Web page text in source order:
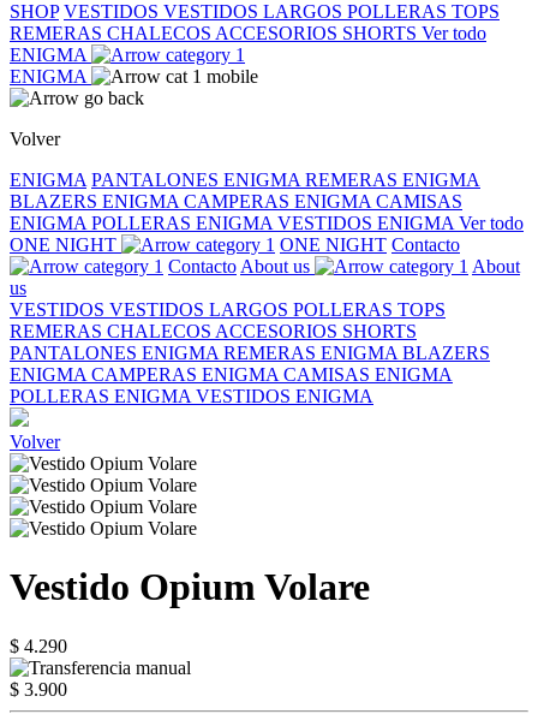
SHOP VESTIDOS VESTIDOS LARGOS POLLERAS TOPS
REMERAS CHALECOS ACCESORIOS SHORTS Ver todo
ENIGMA
ENIGMA
Volver
ENIGMA PANTALONES ENIGMA REMERAS ENIGMA
BLAZERS ENIGMA CAMPERAS ENIGMA CAMISAS
ENIGMA POLLERAS ENIGMA VESTIDOS ENIGMA Ver todo
ONE NIGHT
ONE NIGHT Contacto
Contacto About us
About
us
VESTIDOS VESTIDOS LARGOS POLLERAS TOPS
REMERAS CHALECOS ACCESORIOS SHORTS
PANTALONES ENIGMA REMERAS ENIGMA BLAZERS
ENIGMA CAMPERAS ENIGMA CAMISAS ENIGMA
POLLERAS ENIGMA VESTIDOS ENIGMA
Volver
Vestido Opium Volare
$ 4.290
$ 3.900